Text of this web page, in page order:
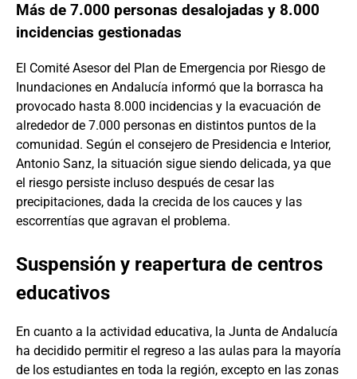
Más de 7.000 personas desalojadas y 8.000
incidencias gestionadas
El Comité Asesor del Plan de Emergencia por Riesgo de
Inundaciones en Andalucía informó que la borrasca ha
provocado hasta 8.000 incidencias y la evacuación de
alrededor de 7.000 personas en distintos puntos de la
comunidad. Según el consejero de Presidencia e Interior,
Antonio Sanz, la situación sigue siendo delicada, ya que
el riesgo persiste incluso después de cesar las
precipitaciones, dada la crecida de los cauces y las
escorrentías que agravan el problema.
Suspensión y reapertura de centros
educativos
En cuanto a la actividad educativa, la Junta de Andalucía
ha decidido permitir el regreso a las aulas para la mayoría
de los estudiantes en toda la región, excepto en las zonas